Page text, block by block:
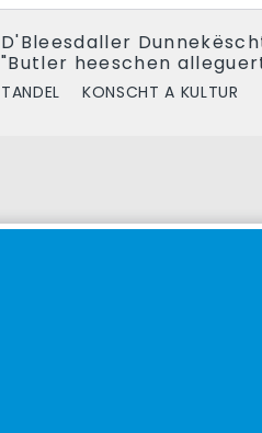
D'Bleesdaller
"Butler heeschen
TANDEL KONSCHT A KULTUR